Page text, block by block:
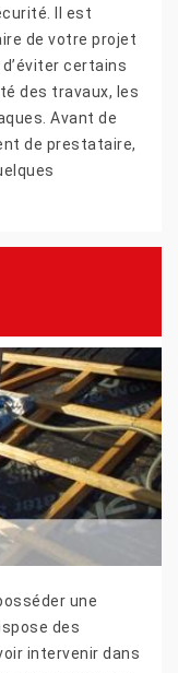
Il est
de votre projet
certains
des travaux, les
Avant de
de prestataire,
une
des
intervenir dans